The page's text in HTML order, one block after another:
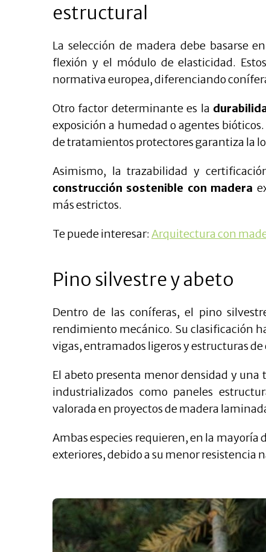
estructural
La selección de madera debe basarse
flexión y el módulo de elasticidad.
normativa europea, diferenciando
Otro factor determinante es la
exposición a humedad o agentes
de tratamientos protectores garantiza la
Asimismo, la trazabilidad y
construcción sostenible con madera
más estrictos.
Te puede interesar: Arquitectura con
Pino silvestre y abeto
Dentro de las coníferas, el pino
rendimiento mecánico. Su clasificación
vigas, entramados ligeros y estructuras
El abeto presenta menor densidad y
industrializados como paneles
valorada en proyectos de madera
Ambas especies requieren, en la mayoría
exteriores, debido a su menor